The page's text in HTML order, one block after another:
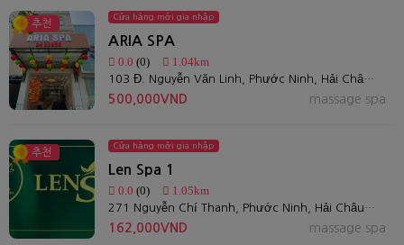
추천
Cửa hàng mới gia nhập
ARIA SPA
0.0 (0) 1.04km
103 Đ. Nguyễn Văn Linh, Phước Ninh, Hải Châu, Đà Nẵng
massage spa
500,000VND
추천
Cửa hàng mới gia nhập
Len Spa 1
0.0 (0) 1.05km
271 Nguyễn Chí Thanh, Phước Ninh, Hải Châu, Đà Nẵng, Việt Nam
massage spa
162,000VND